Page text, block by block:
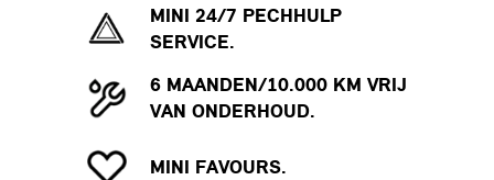
MINI 24/7 PECHHULP
SERVICE.
6 MAANDEN/10.000 KM VRIJ
VAN ONDERHOUD.
MINI FAVOURS.